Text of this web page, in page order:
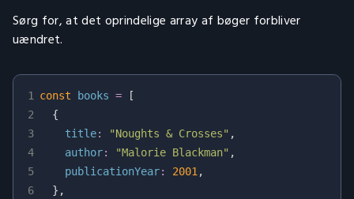
Sørg for, at det oprindelige array af bøger forbliver
uændret.
1
2
3
4
5
6
const books =
[
{
title: "Noughts & Crosses" ,
author: "Malorie Blackman" ,
publicationYear: 2001 ,
} ,